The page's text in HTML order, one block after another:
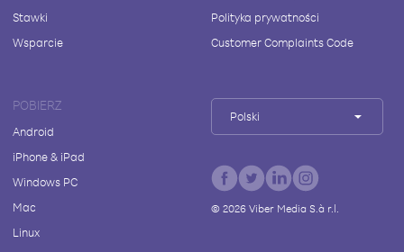
Stawki
Wsparcie
Polityka prywatności
Customer Complaints Code
POBIERZ
Android
iPhone & iPad
Windows PC
Mac
Linux
Polski
© 2026Viber Media S.à r.l.